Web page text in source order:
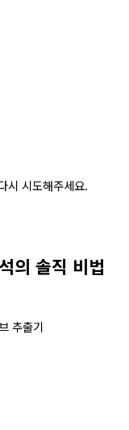
시 시도해주세요.
의 솔직 비법
추출기